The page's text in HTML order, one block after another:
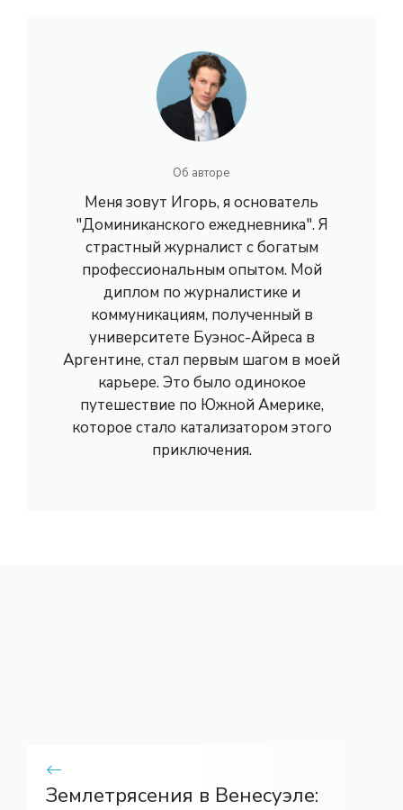
Об авторе
Меня зовут Игорь, я основатель
"Доминиканского ежедневника". Я
страстный журналист с богатым
профессиональным опытом. Мой
диплом по журналистике и
коммуникациям, полученный в
университете Буэнос-Айреса в
Аргентине, стал первым шагом в моей
карьере. Это было одинокое
путешествие по Южной Америке,
которое стало катализатором этого
приключения.
Землетрясения в Венесуэле: